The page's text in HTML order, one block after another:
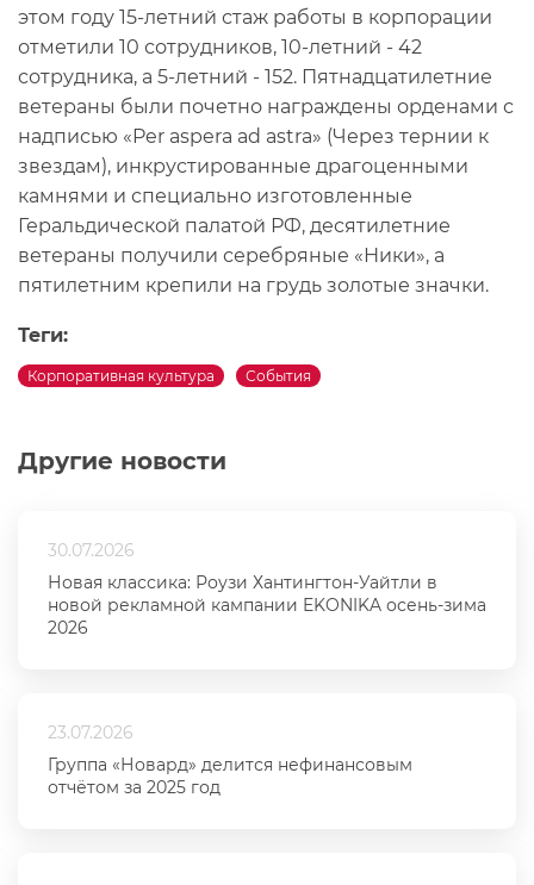
Другие новости
30.07.2026
Новая классика: Роузи Хантингтон-Уайтли в
новой рекламной кампании EKONIKA осень-зима
2026
23.07.2026
Группа «Новард» делится нефинансовым
отчётом за 2025 год
этом году 15-летний стаж работы в корпорации
отметили 10 сотрудников, 10-летний - 42
сотрудника, а 5-летний - 152. Пятнадцатилетние
ветераны были почетно награждены орденами с
надписью «Per aspera ad astra» (Через тернии к
звездам), инкрустированные драгоценными
камнями и специально изготовленные
Геральдической палатой РФ, десятилетние
ветераны получили серебряные «Ники», а
пятилетним крепили на грудь золотые значки.
Теги:
Корпоративная культура События